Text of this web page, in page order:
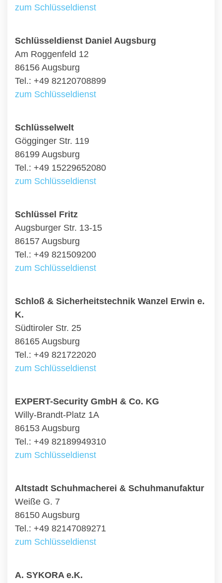
zum Schlüsseldienst
Schlüsseldienst Daniel Augsburg
Am Roggenfeld 12
86156 Augsburg
Tel.: +49 82120708899
zum Schlüsseldienst
Schlüsselwelt
Gögginger Str. 119
86199 Augsburg
Tel.: +49 15229652080
zum Schlüsseldienst
Schlüssel Fritz
Augsburger Str. 13-15
86157 Augsburg
Tel.: +49 821509200
zum Schlüsseldienst
Schloß & Sicherheitstechnik Wanzel Erwin e.
K.
Südtiroler Str. 25
86165 Augsburg
Tel.: +49 821722020
zum Schlüsseldienst
EXPERT-Security GmbH & Co. KG
Willy-Brandt-Platz 1A
86153 Augsburg
Tel.: +49 82189949310
zum Schlüsseldienst
Altstadt Schuhmacherei & Schuhmanufaktur
Weiße G. 7
86150 Augsburg
Tel.: +49 82147089271
zum Schlüsseldienst
A. SYKORA e.K.